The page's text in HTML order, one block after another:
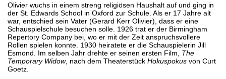
Olivier wuchs in einem streng religiösen Haushalt auf und ging in
der St. Edwards School in Oxford zur Schule. Als er 17 Jahre alt
war, entschied sein Vater (Gerard Kerr Olivier), dass er eine
Schauspielschule besuchen solle. 1926 trat er der Birmingham
Repertory Company bei, wo er mit der Zeit anspruchsvollere
Rollen spielen konnte. 1930 heiratete er die Schauspielerin Jill
Esmond. Im selben Jahr drehte er seinen ersten Film, The
Temporary Widow, nach dem Theaterstück Hokuspokus von Curt
Goetz.